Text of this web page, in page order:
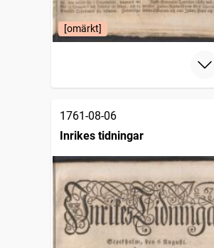
[omärkt]
1761-08-06
Inrikes tidningar